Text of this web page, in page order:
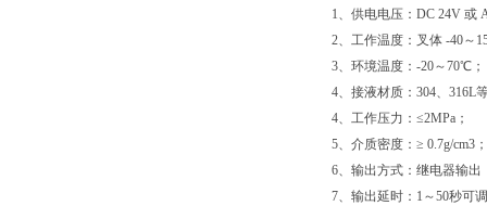
1、供电电压：DC 24V 或
2、工作温度：叉体 -40～
3、环境温度：-20～70℃；
4、接液材质：304、316L
4、工作压力：≤2MPa；
5、介质密度：≥ 0.7g/cm3；
6、输出方式：继电器输出
7、输出延时：1～50秒可